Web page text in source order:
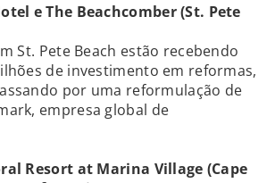
e The Beachcomber (St. Pete
St. Pete Beach estão recebendo
de investimento em reformas,
por uma reformulação de
empresa global de
Resort at Marina Village (Cape